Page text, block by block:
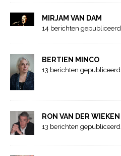
MIRJAM VAN DAM
14 berichten gepubliceerd
BERTIEN MINCO
13 berichten gepubliceerd
RON VAN DER WIEKEN
13 berichten gepubliceerd